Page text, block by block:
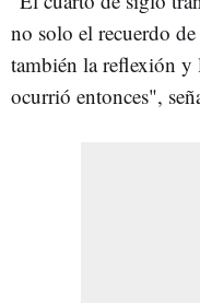
no solo el recuerdo
también la reflexión
ocurrió entonces",